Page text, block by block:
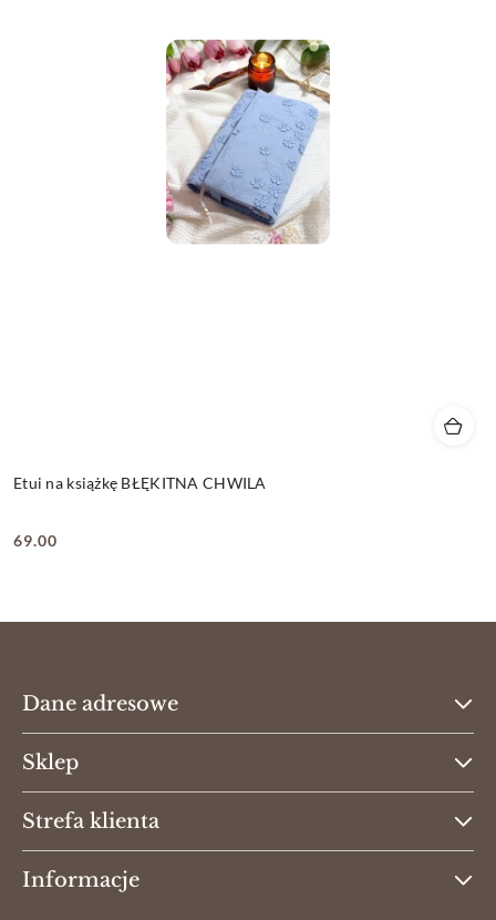
Etui na książkę BŁĘKITNA CHWILA
Cena:
69.00
Dane adresowe
Sklep
Strefa klienta
Informacje